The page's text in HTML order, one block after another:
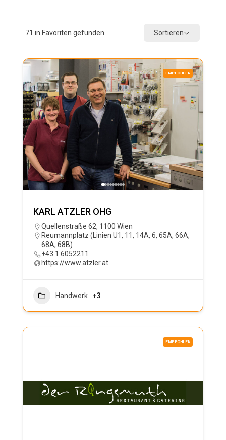
71 in Favoriten gefunden Sortieren
EMPFOHLEN
KARL ATZLER OHG
Quellenstraße 62, 1100 Wien
Reumannplatz (Linien U1, 11, 14A, 6, 65A, 66A,
68A, 68B)
+43 1 6052211
https://www.atzler.at
Handwerk +3
EMPFOHLEN